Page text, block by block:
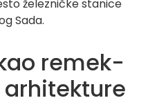
železničke stanice
Sada.
remek-